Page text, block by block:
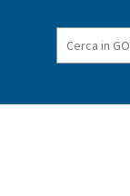
Cerca
nel